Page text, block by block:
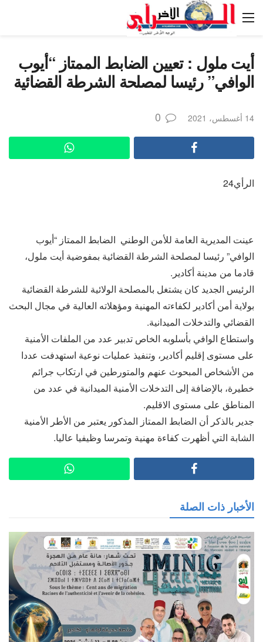
أيت ملول : تعيين الضابط الممتاز “أيوب
الوافي” رئيسا لمصلحة الشرطة القضائية
14 أغسطس، 2021 0
الرأي24
عينت المديرية العامة للأمن الوطني الضابط الممتاز “أيوب
الوافي” رئيسا لمصلحة الشرطة القضائية بمفوضية أيت ملول،
قادما من مدينة أكادير.
الرئيس الجديد كان يشتغل بالمصلحة الولائية للشرطة القضائية
بولاية أمن أكادير لكفاءته المهنية ومؤهلاته العالية في مجال البحث
القضائي والتدخلات الميدانية.
واستطاع الوافي بأسلوبه الخاص تدبير عدد من الملفات الأمنية
على مستوى إقليم أكادير، وتنفيذ عمليات نوعية استهدفت عددا
من الأشخاص المبحوث عنهم والمتورطين في ارتكاب جرائم
خطيرة، بالإضافة إلى التدخلات الأمنية الميدانية في عدد من
المناطق على مستوى الاقليم.
جدير بالذكر أن الضابط الممتاز المذكور يعتبر من الأطر الأمنية
الشابة التي أظهرت كفاءة مهنية وتمرسا وظيفيا عاليا.
الأخبار ذات الصلة